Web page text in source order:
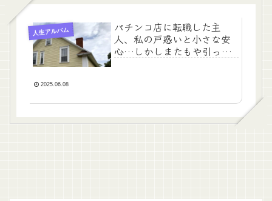
人生アルバム
パチンコ店に転職した主
人、私の戸惑いと小さな安
心…しかしまたもや引っ越
2025.06.08